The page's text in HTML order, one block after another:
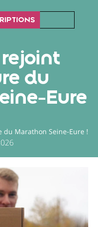
du
Eure
du Marathon Seine-Eure !